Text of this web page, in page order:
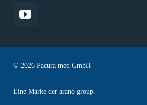
© 2026 Pacura med GmbH
Eine Marke der arano group.